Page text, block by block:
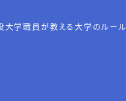
大学職員が教える大学のルール